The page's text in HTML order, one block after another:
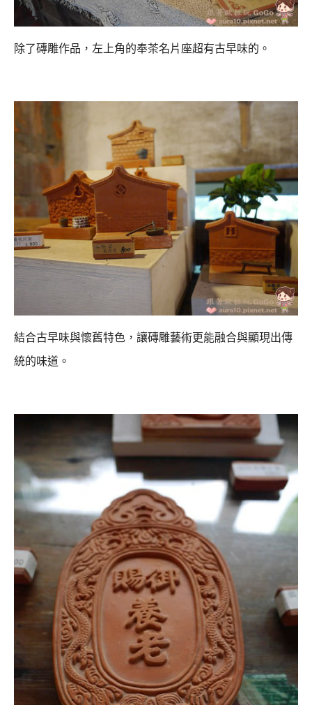
除了磚雕作品，左上角的奉茶名片座超有古早味的。
結合古早味與懷舊特色，讓磚雕藝術更能融合與顯現出傳
統的味道。